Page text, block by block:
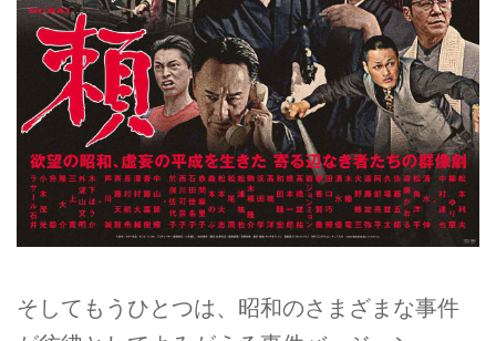
そしてもうひとつは、昭和のさまざまな事件